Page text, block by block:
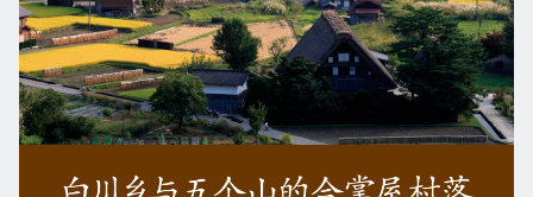
东海
近畿
京都・奈良
山阴・山阳
自然
和历与生活
小野里茶の湯クラブ